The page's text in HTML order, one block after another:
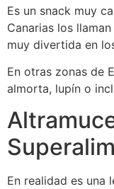
Es un snack muy
Canarias los
muy divertida en
En otras zonas de
almorta, lupín o
En realidad es una